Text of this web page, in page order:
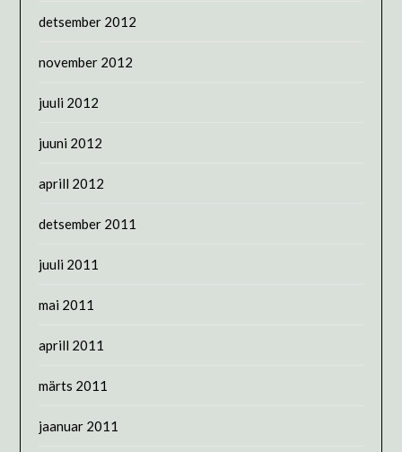
detsember 2012
november 2012
juuli 2012
juuni 2012
aprill 2012
detsember 2011
juuli 2011
mai 2011
aprill 2011
märts 2011
jaanuar 2011